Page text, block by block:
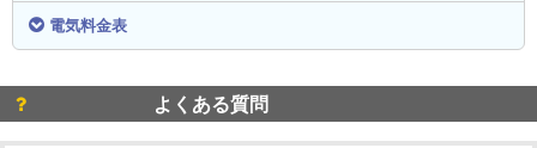
電気料金表
よくある質問